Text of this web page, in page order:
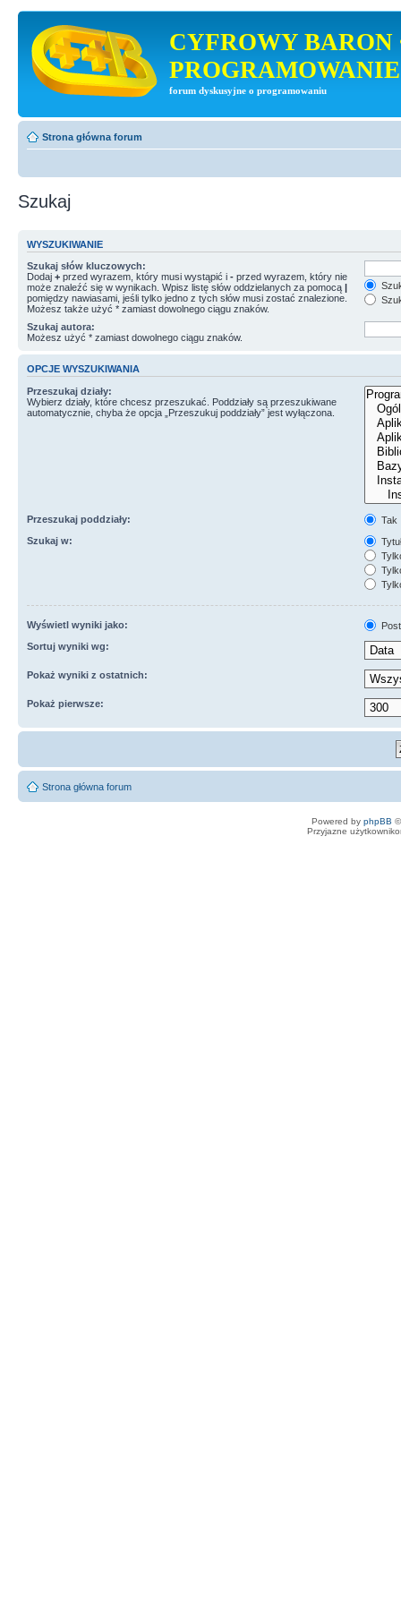
CYFROWY BARON
PROGRAMOWANIE
forum dyskusyjne o programowaniu
Strona główna forum
Szukaj
WYSZUKIWANIE
Szukaj słów kluczowych:
Dodaj + przed wyrazem, który musi wystąpić i - przed wyrazem, który nie
może znaleźć się w wynikach. Wpisz listę słów oddzielanych za pomocą |
pomiędzy nawiasami, jeśli tylko jedno z tych słów musi zostać znalezione.
Możesz także użyć * zamiast dowolnego ciągu znaków.
Szukaj autora:
Możesz użyć * zamiast dowolnego ciągu znaków.
OPCJE WYSZUKIWANIA
Przeszukaj działy:
Wybierz działy, które chcesz przeszukać. Poddziały są przeszukiwane
automatycznie, chyba że opcja „Przeszukuj poddziały” jest wyłączona.
Przeszukaj poddziały:
Tak
Szukaj w:
Wyświetl wyniki jako:
Sortuj wyniki wg:
Pokaż wyniki z ostatnich:
Pokaż pierwsze:
Strona główna forum
Powered by phpBB
Przyjazne